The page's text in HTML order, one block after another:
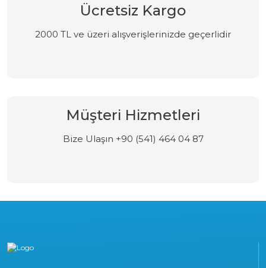
Ücretsiz Kargo
2000 TL ve üzeri alışverişlerinizde geçerlidir
Müşteri Hizmetleri
Bize Ulaşın +90 (541) 464 04 87